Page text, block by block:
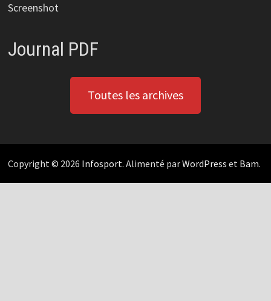
Screenshot
Journal PDF
Toutes les archives
Copyright © 2026 Infosport. Alimenté parWordPress et Bam.